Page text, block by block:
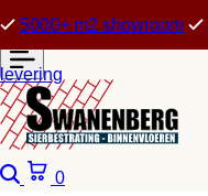
5000+ m2 showroom
levering
Zoeken
0